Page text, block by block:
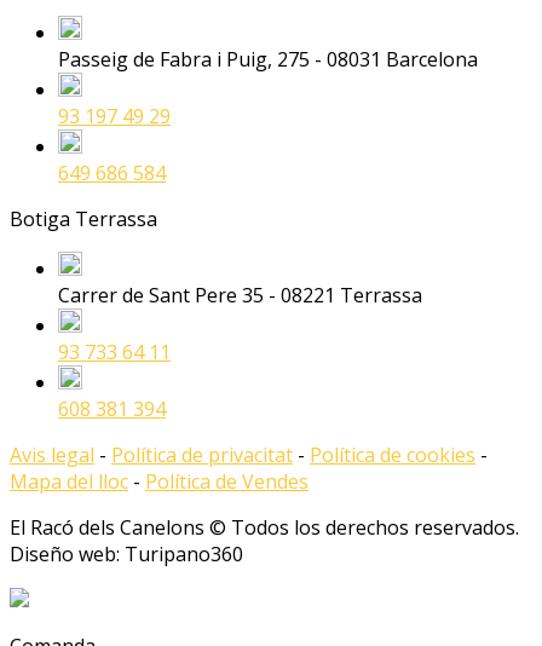
Passeig de Fabra i Puig, 275 - 08031 Barcelona
93 197 49 29
649 686 584
Botiga Terrassa
Carrer de Sant Pere 35 - 08221 Terrassa
93 733 64 11
608 381 394
Avis legal - Política de privacitat - Política de cookies -
Mapa del lloc - Política de Vendes
El Racó dels Canelons © Todos los derechos reservados.
Diseño web: Turipano360